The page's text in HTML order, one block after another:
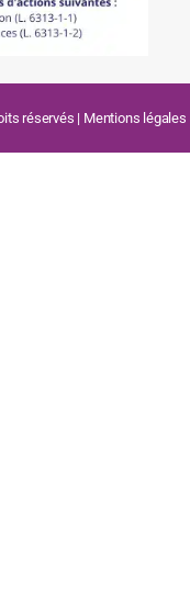
réservés | Mentions légales